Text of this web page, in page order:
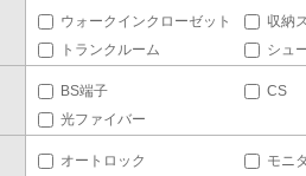
ウォークインクローゼット
収納
トランクルーム
シュ
BS端子
CS
光ファイバー
オートロック
モニ